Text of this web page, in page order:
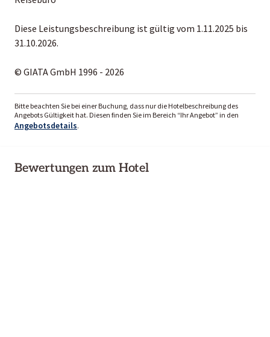
Diese Leistungsbeschreibung ist gültig vom 1.11.2025 bis
31.10.2026.
© GIATA GmbH 1996 - 2026
Bitte beachten Sie bei einer Buchung, dass nur die Hotelbeschreibung des
Angebots Gültigkeit hat. Diesen finden Sie im Bereich “Ihr Angebot” in den
Angebotsdetails.
Bewertungen zum Hotel